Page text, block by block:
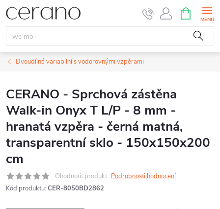
Přejít
na
obsah
NÁKUPNÍ
KOŠÍK
Dvoudílné variabilní s vodorovnými vzpěrami
CERANO - Sprchová zástěna
Walk-in Onyx T L/P - 8 mm -
hranatá vzpěra - černá matná,
transparentní sklo - 150x150x200
cm
Ohodnotit produkt Podrobnosti hodnocení
Kód produktu: CER-8050BD2862